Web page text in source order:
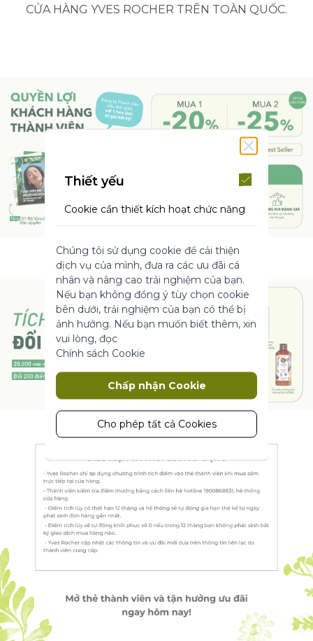
CỬA HÀNG YVES ROCHER TRÊN TOÀN QUỐC.
Thiết yếu
Cookie cần thiết kích hoạt chức năng
thể hoạt động bình thường. Chúng
giúp làm cho một trang web có thể sử
dụng được bằng cách kích hoạt chức
năng cơ bản.
Thông số sản phẩm
Cookie tiếp thị được sử dụng để theo
dõi và thu thập các hành động của
khách truy cập trên trang web. Cookie
lưu trữ dữ liệu người dùng và thông tin
cáo nhắm mục tiêu đến nhiều nhóm
đối tượng hơn. Ngoài ra, trải nghiệm
người dùng tùy chỉnh hơn có thể
được cung cấp theo thông tin thu
thập được.
Thông số sản phẩm
Phân tích
Một bộ cookie để thu thập thông tin
Chúng tôi sử dụng cookie để cải thiện
dịch vụ của mình, đưa ra các ưu đãi cá
nhân và nâng cao trải nghiệm của bạn.
Nếu bạn không đồng ý tùy chọn cookie
bên dưới, trải nghiệm của bạn có thể bị
ảnh hưởng. Nếu bạn muốn biết thêm, xin
vui lòng, đọc
Chính sách Cookie
Chấp nhận Cookie
Cho phép tất cả Cookies